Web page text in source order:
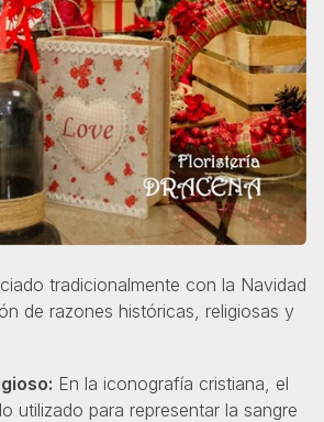
tradicionalmente con la Navidad
de razones históricas, religiosas y
En la iconografía cristiana, el
utilizado para representar la sangre